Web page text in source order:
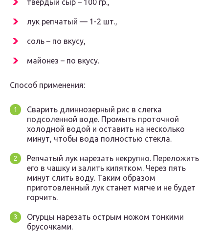
твердый сыр – 100 гр.,
лук репчатый — 1-2 шт.,
соль – по вкусу,
майонез – по вкусу.
Способ применения:
Сварить длиннозерный рис в слегка
подсоленной воде. Промыть проточной
холодной водой и оставить на несколько
минут, чтобы вода полностью стекла.
Репчатый лук нарезать некрупно. Переложить
его в чашку и залить кипятком. Через пять
минут слить воду. Таким образом
приготовленный лук станет мягче и не будет
горчить.
Огурцы нарезать острым ножом тонкими
брусочками.